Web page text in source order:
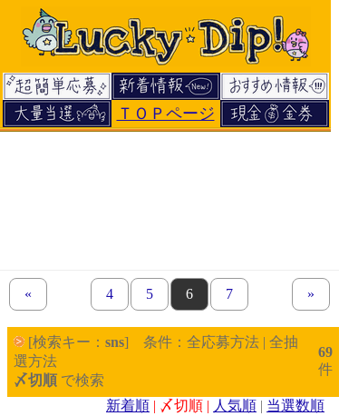
ＴＯＰページ
« previous set of pages
page
4 page
5 page
6 page
7 next
»
[検索キー： sns] 条件：全応募方法 | 全抽
選方法
〆切順 で検索
69
件
新着順 | 〆切順 | 人気順 | 当選数順